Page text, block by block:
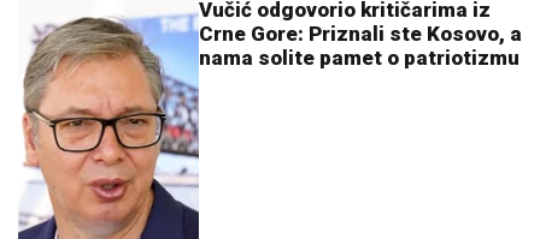
Vučić odgovorio kritičarima iz
Crne Gore: Priznali ste Kosovo, a
nama solite pamet o patriotizmu